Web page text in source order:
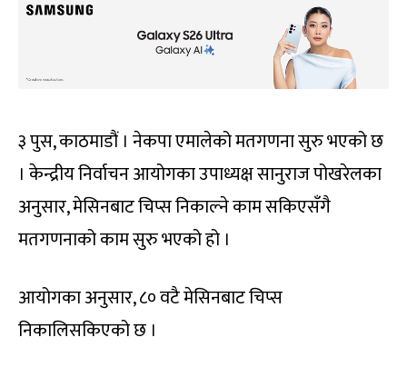
३ पुस, काठमाडौं । नेकपा एमालेको मतगणना सुरु भएको छ
। केन्द्रीय निर्वाचन आयोगका उपाध्यक्ष सानुराज पोखरेलका
अनुसार, मेसिनबाट चिप्स निकाल्ने काम सकिएसँगै
मतगणनाको काम सुरु भएको हो ।
आयोगका अनुसार, ८० वटै मेसिनबाट चिप्स
निकालिसकिएको छ ।